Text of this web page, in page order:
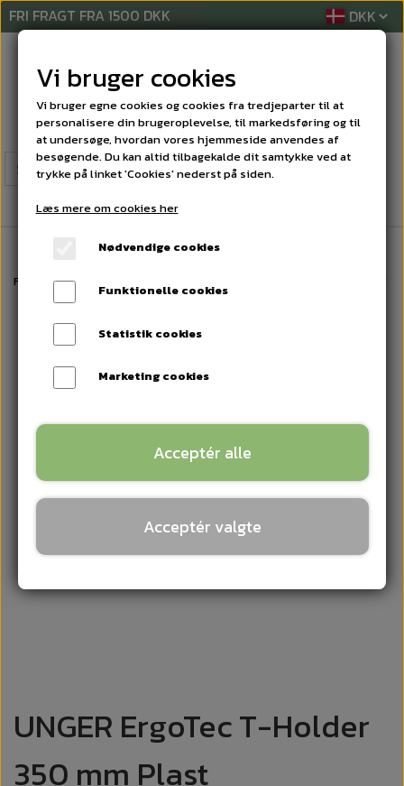
FRI FRAGT FRA 1500 DKK
Forside VINDUESPUDSESYSTEMER
UNGER ErgoTec T-Holder
350 mm Plast
Vi bruger cookies
Vi bruger egne cookies og cookies fra tredjeparter til at
personalisere din brugeroplevelse, til markedsføring og til
at undersøge, hvordan vores hjemmeside anvendes af
besøgende. Du kan altid tilbagekalde dit samtykke ved at
trykke på linket 'Cookies' nederst på siden.
Læs mere om cookies her
Nødvendige cookies
Funktionelle cookies
Statistik cookies
Marketing cookies
Acceptér alle
Acceptér valgte